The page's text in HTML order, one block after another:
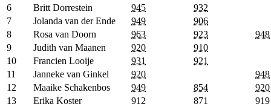
6
Britt Dorrestein 945
932
7
Jolanda van der Ende 949
906
8
Rosa van Doorn 963 923
948
9
Judith van Maanen 920
910
10
Francien Looije 931
921
11
Janneke van Ginkel 920
948
12
Maaike Schakenbos 949 854
920
13
Erika Koster 912 871
919